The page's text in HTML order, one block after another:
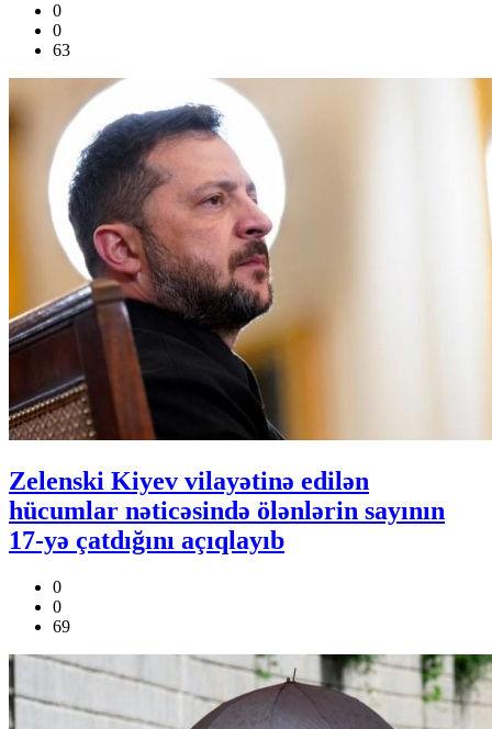
0
0
63
Zelenski Kiyev vilayətinə edilən
hücumlar nəticəsində ölənlərin sayının
17-yə çatdığını açıqlayıb
0
0
69